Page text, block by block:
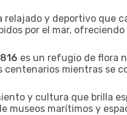
relajado y deportivo que
por el mar,
es un refugio de flora
mientras se
y cultura que brilla
museos marítimos y